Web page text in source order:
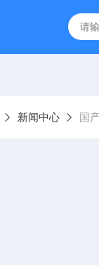
恒湿箱 QF-
新闻中心 国